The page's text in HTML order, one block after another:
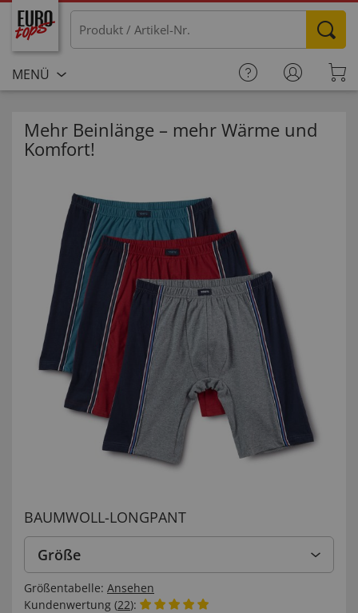
MENÜ
Mehr Beinlänge – mehr Wärme und
Komfort!
BAUMWOLL-LONGPANT
Größe
Größentabelle: Ansehen
Kundenwertung (22):